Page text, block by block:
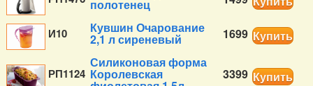
полотенец
И10 Кувшин Очарование
2,1 л сиреневый 1699 Купить
РП1124
Силиконовая форма
Королевская 3399 Купить